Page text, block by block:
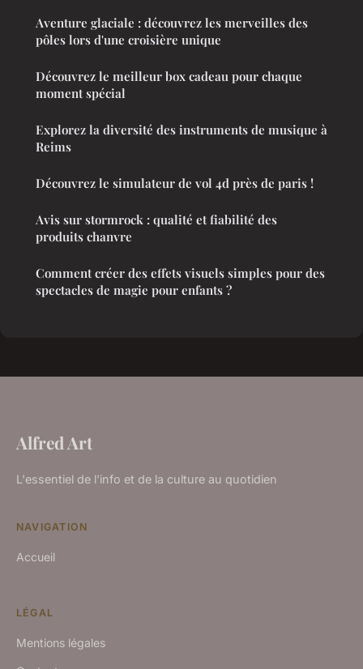
Aventure glaciale : découvrez les merveilles des
pôles lors d'une croisière unique
Découvrez le meilleur box cadeau pour chaque
moment spécial
Explorez la diversité des instruments de musique à
Reims
Découvrez le simulateur de vol 4d près de paris !
Avis sur stormrock : qualité et fiabilité des
produits chanvre
Comment créer des effets visuels simples pour des
spectacles de magie pour enfants ?
Alfred Art
L'essentiel de l'info et de la culture au quotidien
NAVIGATION
Accueil
LÉGAL
Mentions légales